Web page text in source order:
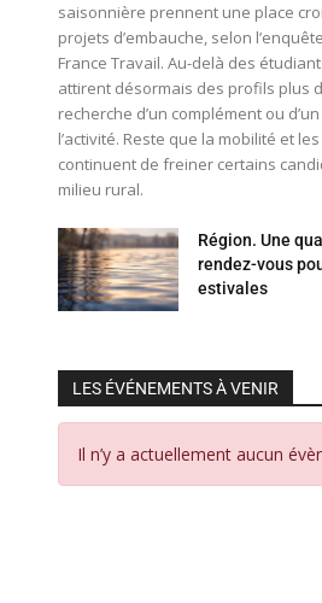
saisonnière prennent une place
projets d’embauche, selon
France Travail. Au-delà des
attirent désormais des profils plus
recherche d’un complément ou
l’activité. Reste que la mobilité et
continuent de freiner certains
milieu rural.
Région. Une
rendez-vous
estivales
LES ÉVÉNEMENTS À VENIR
Il n’y a actuellement aucun